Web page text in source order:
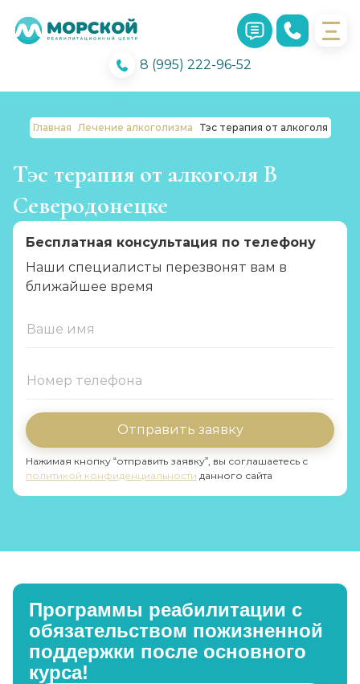
8 (995) 222-96-52
Главная Лечение алкоголизма Тэс терапия от алкоголя
Тэс терапия от алкоголя В
Северодонецке
Бесплатная консультация по телефону
Наши специалисты перезвонят вам в
ближайшее время
Отправить заявку
Нажимая кнопку “отправить заявку”, вы соглашаетесь с
политикой конфиденциальности данного сайта
Программы реабилитации с
обязательством пожизненной
поддержки после основного
курса!